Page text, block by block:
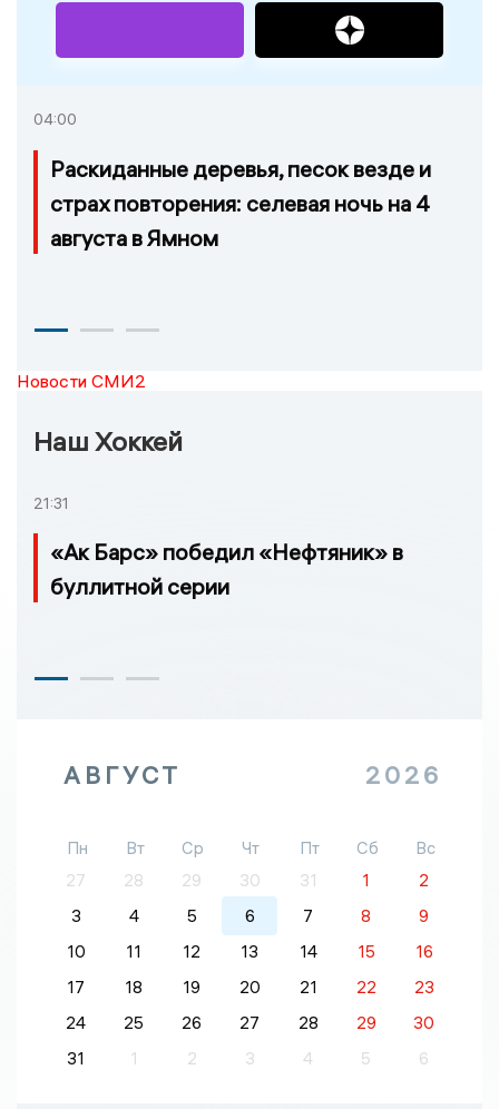
04:00
Раскиданные деревья, песок везде и
страх повторения: селевая ночь на 4
августа в Ямном
Новости СМИ2
Наш Хоккей
21:31
«Ак Барс» победил «Нефтяник» в
буллитной серии
АВГУСТ 2026
Пн Вт Ср Чт Пт Сб
Вс
27
28 29 30 31 1
2
3
4 5 6 7 8
9
10
11 12 13 14 15
16
17
18 19 20 21 22
23
24
25 26 27 28 29
30
31
1 2 3 4 5 6